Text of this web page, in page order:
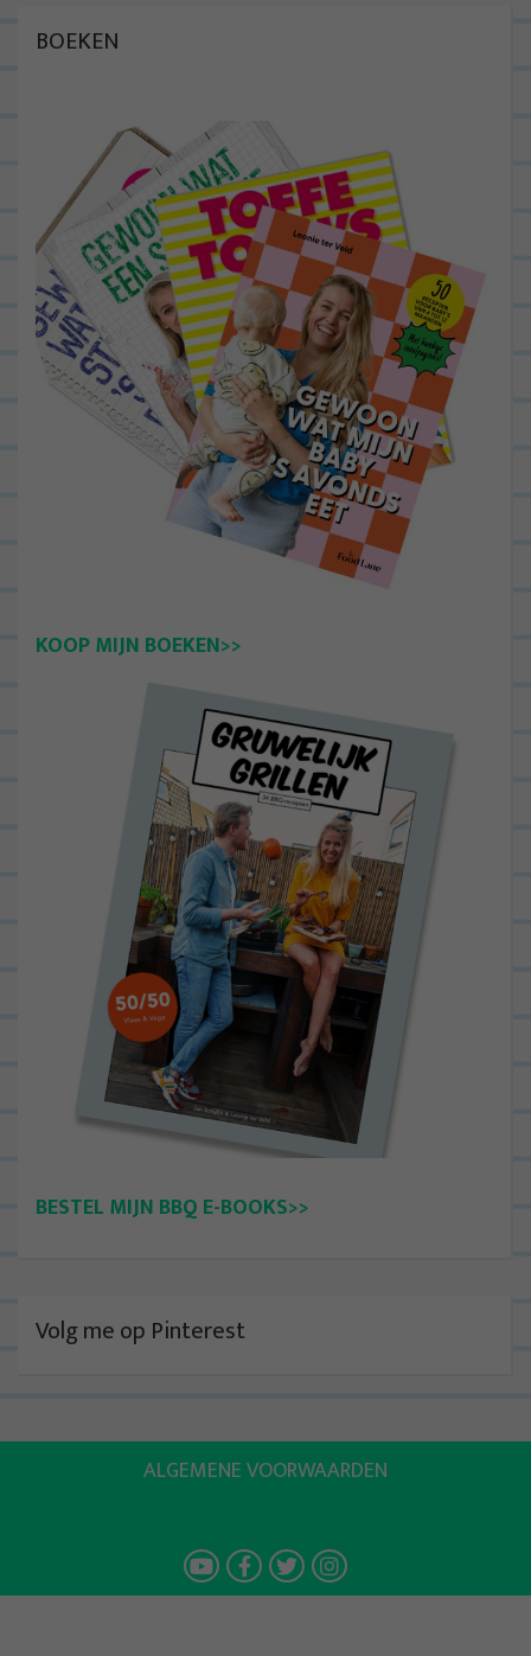
BOEKEN
KOOP MIJN BOEKEN>>
BESTEL MIJN BBQ E-BOOKS>>
Volg me op Pinterest
ALGEMENE VOORWAARDEN